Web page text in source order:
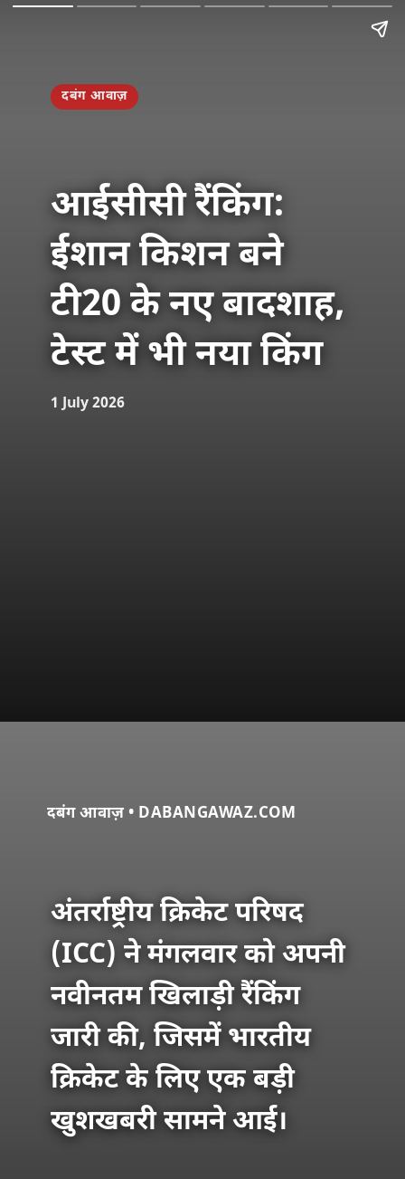
दबंग आवाज़
आईसीसी रैंकिंग:
ईशान किशन बने
टी20 के नए बादशाह,
टेस्ट में भी नया किंग
1 July 2026
दबंग आवाज़ • DABANGAWAZ.COM
अंतर्राष्ट्रीय क्रिकेट परिषद
(ICC) ने मंगलवार को अपनी
नवीनतम खिलाड़ी रैंकिंग
जारी की, जिसमें भारतीय
क्रिकेट के लिए एक बड़ी
खुशखबरी सामने आई।